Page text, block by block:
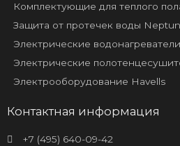
Комплектующие для теплого
Защита от протечек воды Neptun
Электрические
Электрические
Электрооборудование Havells
Контактная информация
+7 (495) 640-09-42